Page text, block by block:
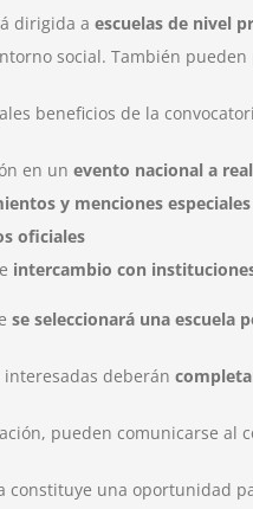
dirigida a escuelas de nivel
social. También
beneficios de la
en un evento nacional a
y menciones especiales
oficiales
intercambio con
se seleccionará una escuela
deberán
pueden comunicarse al
constituye una oportunidad